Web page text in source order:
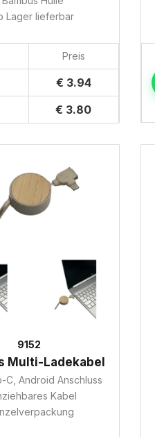
Lager lieferbar
Preis
€ 3.94
€ 3.80
9152
Multi-Ladekabel
C, Android Anschluss
Kabel